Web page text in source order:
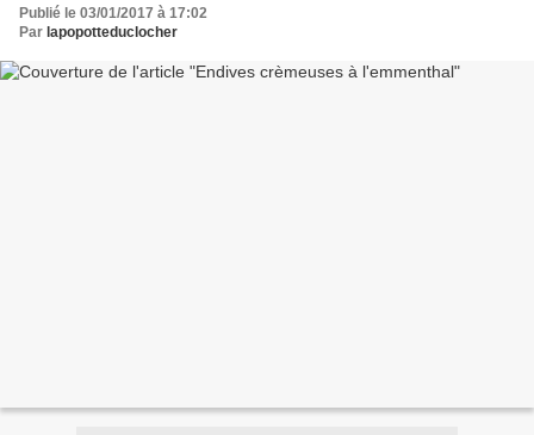
Publié le 03/01/2017 à 17:02
Par lapopotteduclocher